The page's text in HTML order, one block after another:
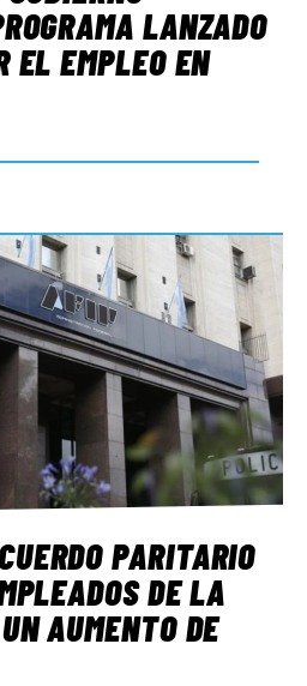
LANZADO
EL EMPLEO EN
PARITARIO
DE LA
AUMENTO DE